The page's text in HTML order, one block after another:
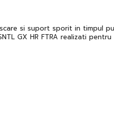
si suport sporit in timpul
GX HR FTRA realizati pentru